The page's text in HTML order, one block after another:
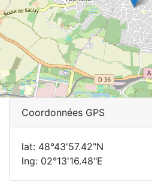
Coordonnées GPS
lat: 48°43'57.42"N
lng: 02°13'16.48"E